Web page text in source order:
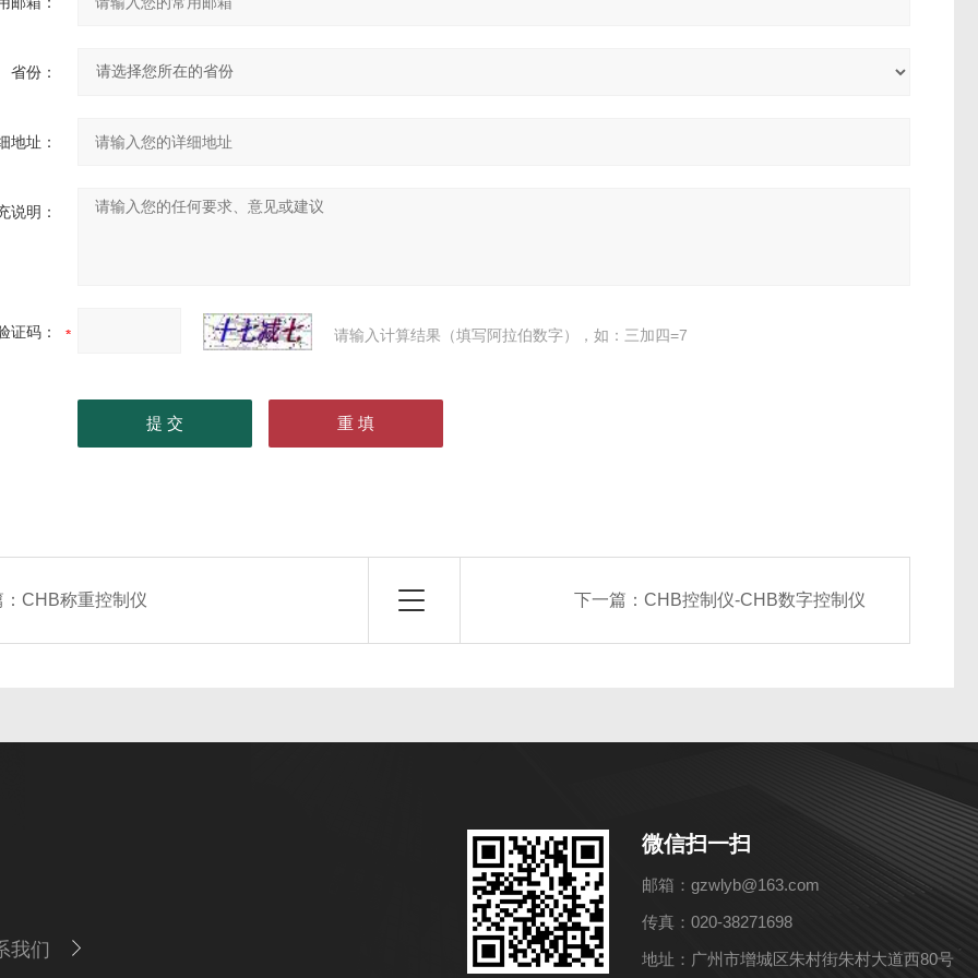
省份：
地址：
说明：
证码： 请输入计算结果（填写阿拉伯数字），如：三加四=7
：CHB称重控制仪 下一篇： CHB控制仪-CHB数字控制仪
我们
微信扫一扫
邮箱：gzwlyb@163.com
传真：020-38271698
地址：广州市增城区朱村街朱村大道西80号